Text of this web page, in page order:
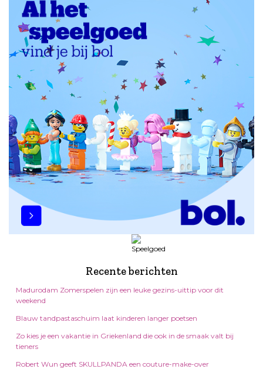
Recente berichten
Madurodam Zomerspelen zijn een leuke gezins-uittip voor dit
weekend
Blauw tandpastaschuim laat kinderen langer poetsen
Zo kies je een vakantie in Griekenland die ook in de smaak valt bij
tieners
Robert Wun geeft SKULLPANDA een couture-make-over